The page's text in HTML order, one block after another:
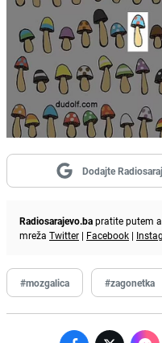
Dodajte
Radiosarajevo.bapratite putem
mreža Twitter | Facebook |
#mozgalica #zagonetka